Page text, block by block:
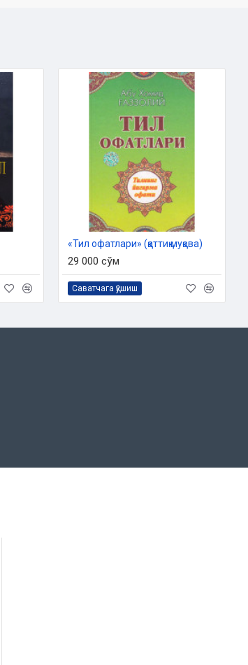
«Тил офатлари» (қаттиқ муқова)
29 000 сўм
Саватчага қўшиш